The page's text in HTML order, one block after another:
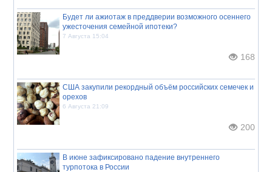
Будет ли ажиотаж в преддверии возможного осеннего
ужесточения семейной ипотеки?
7 Августа 15:04
168
США закупили рекордный объём российских семечек и
орехов
6 Августа 21:09
200
В июне зафиксировано падение внутреннего
турпотока в России